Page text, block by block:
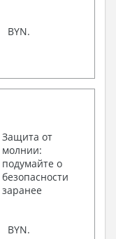
BYN.
Защита от
молнии:
подумайте о
безопасности
заранее
BYN.